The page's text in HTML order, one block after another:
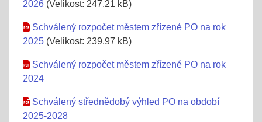
2026 (Velikost: 247.21 kB)
Schválený rozpočet městem zřízené PO na rok
2025 (Velikost: 239.97 kB)
Schválený rozpočet městem zřízené PO na rok
2024
Schválený střednědobý výhled PO na období
2025-2028